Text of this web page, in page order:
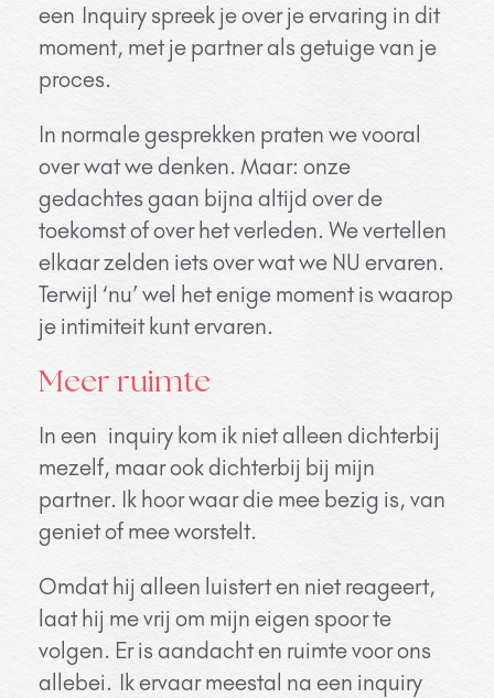
een Inquiry spreek je over je ervaring in dit
moment, met je partner als getuige van je
proces.
In normale gesprekken praten we vooral
over wat we denken. Maar: onze
gedachtes gaan bijna altijd over de
toekomst of over het verleden. We vertellen
elkaar zelden iets over wat we NU ervaren.
Terwijl ‘nu’ wel het enige moment is waarop
je intimiteit kunt ervaren.
Meer ruimte
In een inquiry kom ik niet alleen dichterbij
mezelf, maar ook dichterbij bij mijn
partner. Ik hoor waar die mee bezig is, van
geniet of mee worstelt.
Omdat hij alleen luistert en niet reageert,
laat hij me vrij om mijn eigen spoor te
volgen. Er is aandacht en ruimte voor ons
allebei. Ik ervaar meestal na een inquiry